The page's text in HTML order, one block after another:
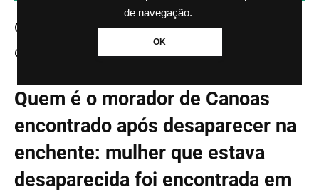
de navegação.
OK
Com isso, ele foi retirado da lista de
desaparecidos.
Quem é o morador de Canoas
encontrado após desaparecer na
enchente: mulher que estava
desaparecida foi encontrada em